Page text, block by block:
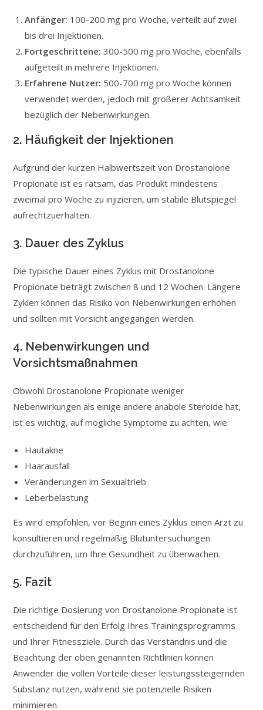
Anfänger: 100-200 mg pro Woche, verteilt auf zwei
bis drei Injektionen.
Fortgeschrittene: 300-500 mg pro Woche, ebenfalls
aufgeteilt in mehrere Injektionen.
Erfahrene Nutzer: 500-700 mg pro Woche können
verwendet werden, jedoch mit größerer Achtsamkeit
bezüglich der Nebenwirkungen.
2. Häufigkeit der Injektionen
Aufgrund der kurzen Halbwertszeit von Drostanolone
Propionate ist es ratsam, das Produkt mindestens
zweimal pro Woche zu injizieren, um stabile Blutspiegel
aufrechtzuerhalten.
3. Dauer des Zyklus
Die typische Dauer eines Zyklus mit Drostanolone
Propionate beträgt zwischen 8 und 12 Wochen. Längere
Zyklen können das Risiko von Nebenwirkungen erhöhen
und sollten mit Vorsicht angegangen werden.
4. Nebenwirkungen und
Vorsichtsmaßnahmen
Obwohl Drostanolone Propionate weniger
Nebenwirkungen als einige andere anabole Steroide hat,
ist es wichtig, auf mögliche Symptome zu achten, wie:
Hautakne
Haarausfall
Veränderungen im Sexualtrieb
Leberbelastung
Es wird empfohlen, vor Beginn eines Zyklus einen Arzt zu
konsultieren und regelmäßig Blutuntersuchungen
durchzuführen, um Ihre Gesundheit zu überwachen.
5. Fazit
Die richtige Dosierung von Drostanolone Propionate ist
entscheidend für den Erfolg Ihres Trainingsprogramms
und Ihrer Fitnessziele. Durch das Verständnis und die
Beachtung der oben genannten Richtlinien können
Anwender die vollen Vorteile dieser leistungssteigernden
Substanz nutzen, während sie potenzielle Risiken
minimieren.